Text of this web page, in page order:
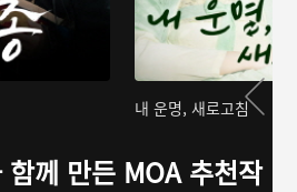
내 운명, 새로고침
함께 만든 MOA 추천작